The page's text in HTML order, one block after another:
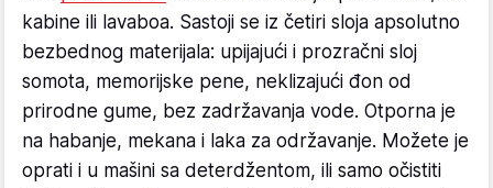
kabine ili lavaboa. Sastoji se iz četiri sloja apsolutno
bezbednog materijala: upijajući i prozračni sloj
somota, memorijske pene, neklizajući đon od
prirodne gume, bez zadržavanja vode. Otporna je
na habanje, mekana i laka za održavanje. Možete je
oprati i u mašini sa deterdžentom, ili samo očistiti